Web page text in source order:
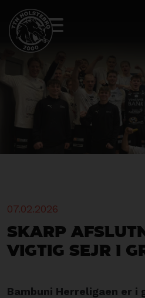
07.02.2026
Skarp
vigtig sejr i
Bambuni Herreligaen er i